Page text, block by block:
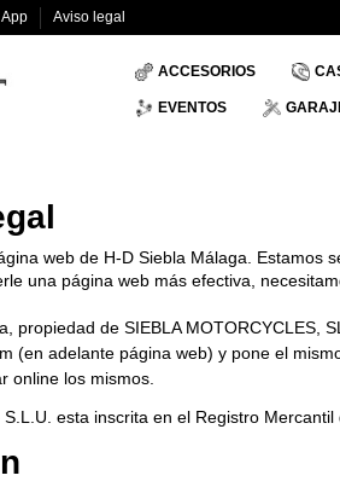
App Aviso legal
ACCESORIOS
EVENTOS
web de H-D Siebla Málaga.
una página web más efectiva,
propiedad de SIEBLA MOTORCYCLES,
(en adelante página web) y pone el
online los mismos.
esta inscrita en el Registro